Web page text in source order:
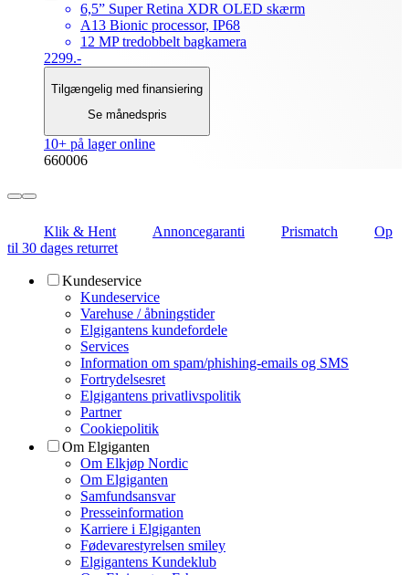
6,5” Super Retina XDR OLED skærm
A13 Bionic processor, IP68
12 MP tredobbelt bagkamera
2299.-
Tilgængelig med finansiering
Se månedspris
10+ på lager online
660006
Klik & Hent Annoncegaranti Prismatch
Op
til 30 dages returret
Kundeservice
Kundeservice
Varehuse / åbningstider
Elgigantens kundefordele
Services
Information om spam/phishing-emails og SMS
Fortrydelsesret
Elgigantens privatlivspolitik
Partner
Cookiepolitik
Om Elgiganten
Om Elkjøp Nordic
Om Elgiganten
Samfundsansvar
Presseinformation
Karriere i Elgiganten
Fødevarestyrelsen smiley
Elgigantens Kundeklub